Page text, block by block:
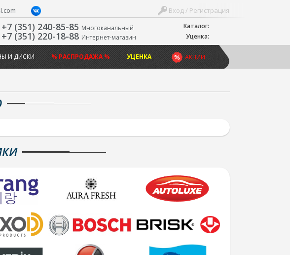
Каталог:
Уценка:
Вход / Регистрация
+7 (351) 240-85-85 Многоканальный
+7 (351) 220-18-88 Интернет-магазин
АКЦИИ
И ДИСКИ % РАСПРОДАЖА % УЦЕНКА